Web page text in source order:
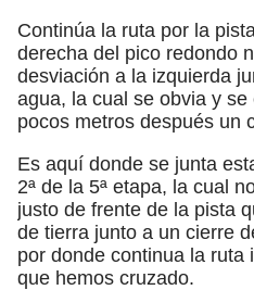
Continúa la ruta por la
derecha del pico redondo
desviación a la izquierda
agua, la cual se obvia y
pocos metros después un
Es aquí donde se junta
2ª de la 5ª etapa, la cual
justo de frente de la pista
de tierra junto a un cierre
por donde continua la ruta
que hemos cruzado.